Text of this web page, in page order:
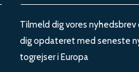
Tilmeld dig vores nyhedsbrev
dig opdateret med seneste
togrejser i Europa